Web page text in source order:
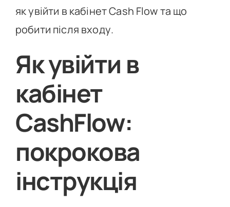
як увійти в кабінет Cash Flow та що
робити після входу.
Як увійти в
кабінет
CashFlow:
покрокова
інструкція